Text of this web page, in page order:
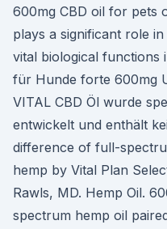
600mg CBD oil for pets
plays a significant role
vital biological functions
für Hunde forte 600mg
VITAL CBD Öl wurde
entwickelt und enthält
difference of full-
hemp by Vital Plan
Rawls, MD. Hemp Oil.
spectrum hemp oil